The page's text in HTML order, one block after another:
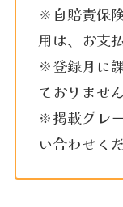
※自賠責保
用は、お支
※登録月に
ておりません
※掲載グレ
い合わせく